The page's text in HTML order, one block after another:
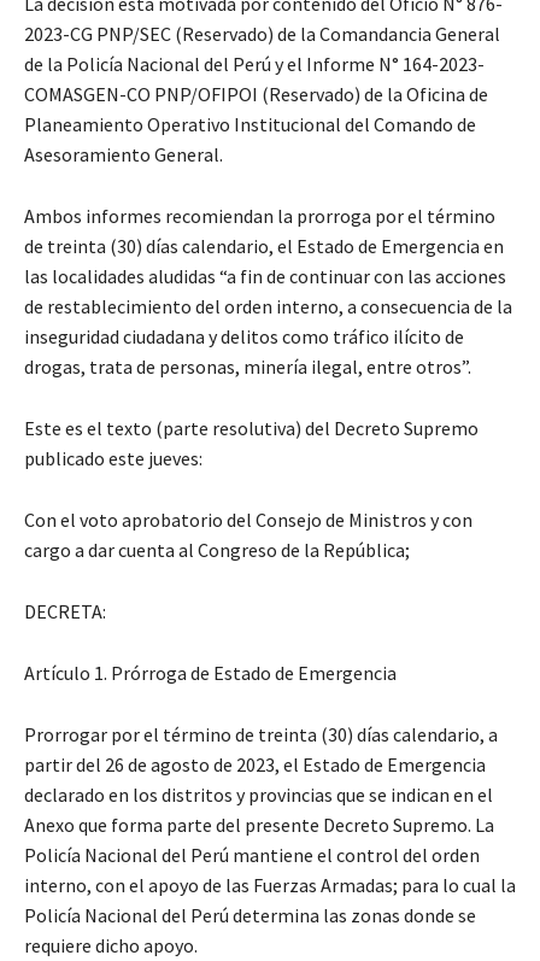
2023-CG PNP/SEC (Reservado) de la Comandancia General
de la Policía Nacional del Perú y el Informe N° 164-2023-
COMASGEN-CO PNP/OFIPOI (Reservado) de la Oficina de
Planeamiento Operativo Institucional del Comando de
Asesoramiento General.
Ambos informes recomiendan la prorroga por el término
de treinta (30) días calendario, el Estado de Emergencia en
las localidades aludidas “a fin de continuar con las acciones
de restablecimiento del orden interno, a consecuencia de la
inseguridad ciudadana y delitos como tráfico ilícito de
drogas, trata de personas, minería ilegal, entre otros”.
Este es el texto (parte resolutiva) del Decreto Supremo
publicado este jueves:
Con el voto aprobatorio del Consejo de Ministros y con
cargo a dar cuenta al Congreso de la República;
DECRETA:
Artículo 1. Prórroga de Estado de Emergencia
Prorrogar por el término de treinta (30) días calendario, a
partir del 26 de agosto de 2023, el Estado de Emergencia
declarado en los distritos y provincias que se indican en el
Anexo que forma parte del presente Decreto Supremo. La
Policía Nacional del Perú mantiene el control del orden
interno, con el apoyo de las Fuerzas Armadas; para lo cual la
Policía Nacional del Perú determina las zonas donde se
requiere dicho apoyo.